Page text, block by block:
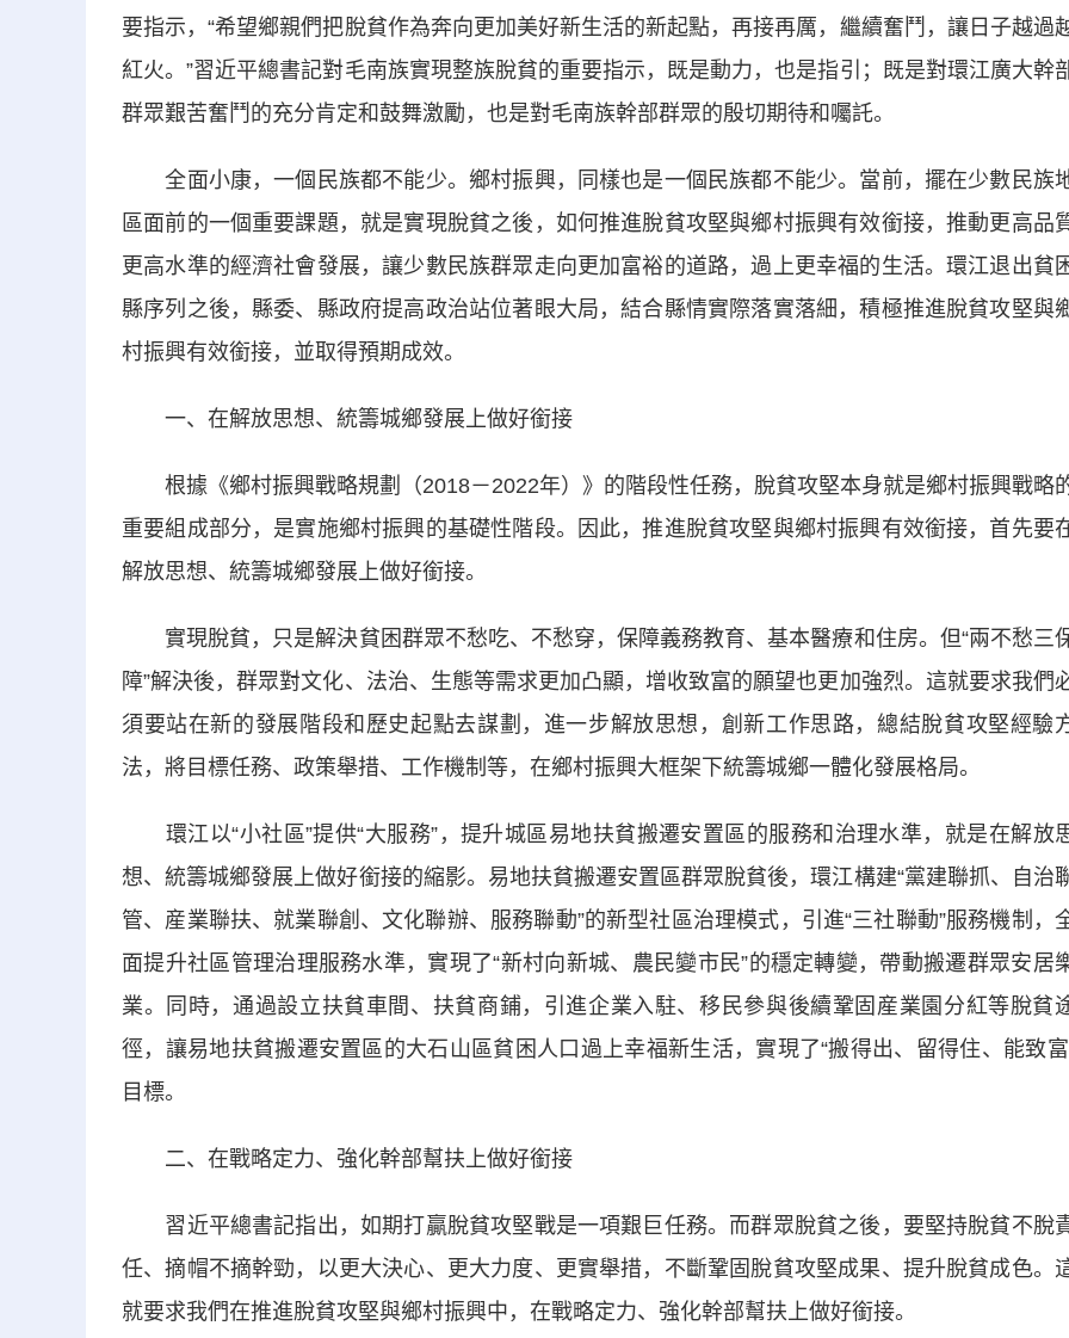
要指示，“希望鄉親們把脫貧作為奔向更加美好新生活的新起點，再接再厲，繼續奮鬥，讓日子越過
紅火。”習近平總書記對毛南族實現整族脫貧的重要指示，既是動力，也是指引；既是對環江廣大幹
群眾艱苦奮鬥的充分肯定和鼓舞激勵，也是對毛南族幹部群眾的殷切期待和囑託。
全面小康，一個民族都不能少。鄉村振興，同樣也是一個民族都不能少。當前，擺在少數民族
區面前的一個重要課題，就是實現脫貧之後，如何推進脫貧攻堅與鄉村振興有效銜接，推動更高品
更高水準的經濟社會發展，讓少數民族群眾走向更加富裕的道路，過上更幸福的生活。環江退出貧
縣序列之後，縣委、縣政府提高政治站位著眼大局，結合縣情實際落實落細，積極推進脫貧攻堅與
村振興有效銜接，並取得預期成效。
一、在解放思想、統籌城鄉發展上做好銜接
根據《鄉村振興戰略規劃（2018－2022年）》的階段性任務，脫貧攻堅本身就是鄉村振興戰略
重要組成部分，是實施鄉村振興的基礎性階段。因此，推進脫貧攻堅與鄉村振興有效銜接，首先要
解放思想、統籌城鄉發展上做好銜接。
實現脫貧，只是解決貧困群眾不愁吃、不愁穿，保障義務教育、基本醫療和住房。但“兩不愁三
障”解決後，群眾對文化、法治、生態等需求更加凸顯，增收致富的願望也更加強烈。這就要求我們
須要站在新的發展階段和歷史起點去謀劃，進一步解放思想，創新工作思路，總結脫貧攻堅經驗
法，將目標任務、政策舉措、工作機制等，在鄉村振興大框架下統籌城鄉一體化發展格局。
環江以“小社區”提供“大服務”，提升城區易地扶貧搬遷安置區的服務和治理水準，就是在解放
想、統籌城鄉發展上做好銜接的縮影。易地扶貧搬遷安置區群眾脫貧後，環江構建“黨建聯抓、自治
管、産業聯扶、就業聯創、文化聯辦、服務聯動”的新型社區治理模式，引進“三社聯動”服務機制，
面提升社區管理治理服務水準，實現了“新村向新城、農民變市民”的穩定轉變，帶動搬遷群眾安居
業。同時，通過設立扶貧車間、扶貧商鋪，引進企業入駐、移民參與後續鞏固産業園分紅等脫貧
徑，讓易地扶貧搬遷安置區的大石山區貧困人口過上幸福新生活，實現了“搬得出、留得住、能致富
目標。
二、在戰略定力、強化幹部幫扶上做好銜接
習近平總書記指出，如期打贏脫貧攻堅戰是一項艱巨任務。而群眾脫貧之後，要堅持脫貧不脫
任、摘帽不摘幹勁，以更大決心、更大力度、更實舉措，不斷鞏固脫貧攻堅成果、提升脫貧成色。
就要求我們在推進脫貧攻堅與鄉村振興中，在戰略定力、強化幹部幫扶上做好銜接。